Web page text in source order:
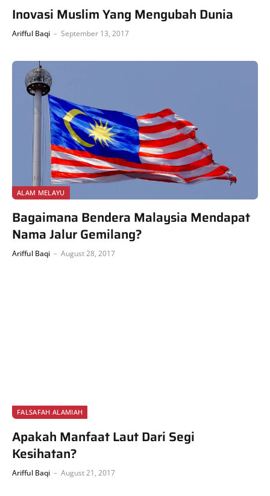
Inovasi Muslim Yang Mengubah Dunia
Arifful Baqi September 13, 2017
ALAM MELAYU
Bagaimana Bendera Malaysia Mendapat
Nama Jalur Gemilang?
Arifful Baqi August 28, 2017
FALSAFAH ALAMIAH
Apakah Manfaat Laut Dari Segi
Kesihatan?
Arifful Baqi August 21, 2017